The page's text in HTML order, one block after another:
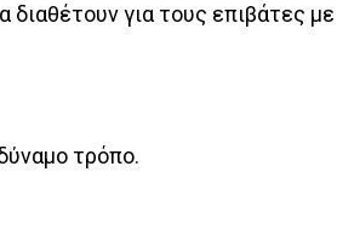
για τους επιβάτες με
τρόπο.